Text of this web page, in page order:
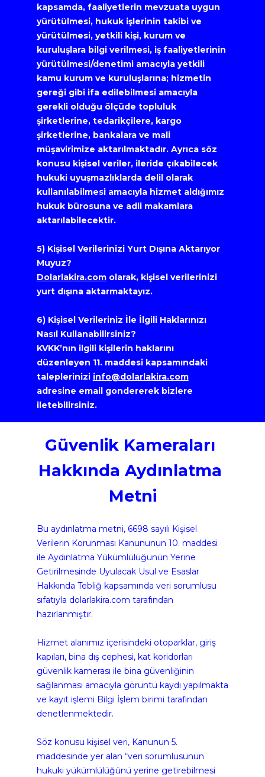
kapsamda, faaliyetlerin mevzuata uygun
yürütülmesi, hukuk işlerinin takibi ve
yürütülmesi, yetkili kişi, kurum ve
kuruluşlara bilgi verilmesi, iş faaliyetlerinin
yürütülmesi/denetimi amacıyla yetkili
kamu kurum ve kuruluşlarına; hizmetin
gereği gibi ifa edilebilmesi amacıyla
gerekli olduğu ölçüde topluluk
şirketlerine, tedarikçilere, kargo
şirketlerine, bankalara ve mali
müşavirimize aktarılmaktadır. Ayrıca söz
konusu kişisel veriler, ileride çıkabilecek
hukuki uyuşmazlıklarda delil olarak
kullanılabilmesi amacıyla hizmet aldığımız
hukuk bürosuna ve adli makamlara
aktarılabilecektir.
5) Kişisel Verilerinizi Yurt Dışına Aktarıyor
Muyuz?
Dolarlakira.com olarak, kişisel verilerinizi
yurt dışına aktarmaktayız.
6) Kişisel Verileriniz İle İlgili Haklarınızı
Nasıl Kullanabilirsiniz?
KVKK’nın ilgili kişilerin haklarını
düzenleyen 11. maddesi kapsamındaki
taleplerinizi info@dolarlakira.com
adresine email gondererek bizlere
iletebilirsiniz.
Güvenlik Kameraları
Hakkında Aydınlatma
Metni
Bu aydınlatma metni, 6698 sayılı Kişisel
Verilerin Korunması Kanununun 10. maddesi
ile Aydınlatma Yükümlülüğünün Yerine
Getirilmesinde Uyulacak Usul ve Esaslar
Hakkında Tebliğ kapsamında veri sorumlusu
sıfatıyla dolarlakira.com tarafından
hazırlanmıştır.
Hizmet alanımız içerisindeki otoparklar, giriş
kapıları, bina dış cephesi, kat koridorları
güvenlik kamerası ile bina güvenliğinin
sağlanması amacıyla görüntü kaydı yapılmakta
ve kayıt işlemi Bilgi İşlem birimi tarafından
denetlenmektedir.
Söz konusu kişisel veri, Kanunun 5.
maddesinde yer alan “veri sorumlusunun
hukuki yükümlülüğünü yerine getirebilmesi